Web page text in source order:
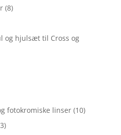
(8)
og hjulsæt til Cross og
fotokromiske linser (10)